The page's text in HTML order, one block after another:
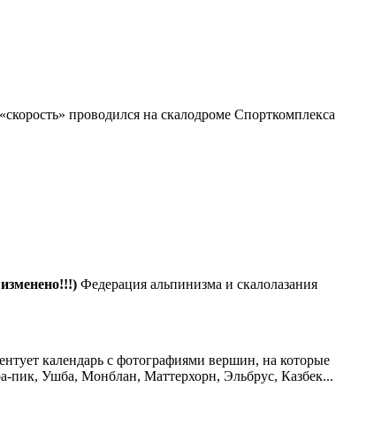
проводился на скалодроме Спорткомплекса
Федерация альпинизма и скалолазания
календарь с фотографиями вершин, на которые
пик, Ушба, Монблан, Маттерхорн, Эльбрус, Казбек...